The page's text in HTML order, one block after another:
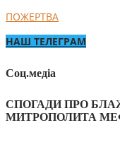
ПОЖЕРТВА
НАШ ТЕЛЕГРАМ
Соц.медіа
СПОГАДИ ПРО
МИТРОПОЛИТА